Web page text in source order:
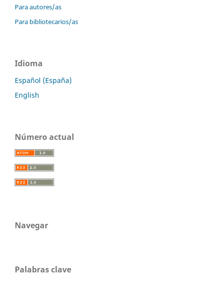
Para autores/as
Para bibliotecarios/as
Idioma
Español (España)
English
Número actual
Navegar
Palabras clave